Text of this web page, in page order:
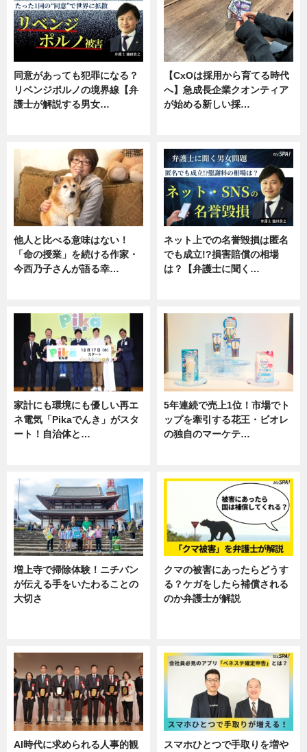
同意があっても犯罪になる？
リベンジポルノの境界線【弁
護士が解説する男女…
【CxOは採用から育てる時代
へ】急成長企業クオンティア
が始める新しい採…
他人と比べる意味はない！
「命の授業」を続ける作家・
今西乃子さんが語る幸…
ネット上での名誉毀損は匿名
でも成立!?損害賠償の相場
は？【弁護士に聞く…
家計にも環境にも優しい再エ
ネ電気「Pikaでんき」がスタ
ート！自治体と…
5年連続で売上1位！市場でト
ップを牽引する花王・ビオレ
の独自のマーケテ…
増上寺で掃除体験！ニチバン
が伝える手をいたわることの
大切さ
クマの被害にあったらどうす
る？ケガをしたら補償される
のか弁護士が解説
AI時代に求められる人事的観
スマホひとつで手取りを増や